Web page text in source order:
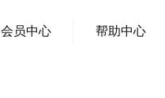
会员中心 帮助中心